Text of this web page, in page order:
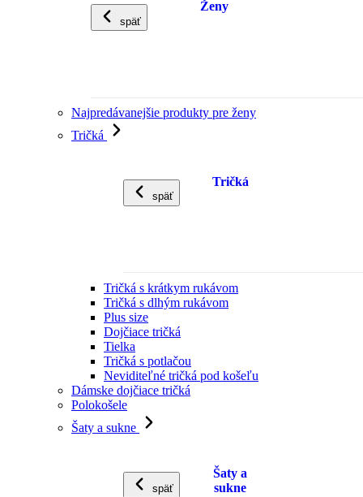
späť
Ženy
Najpredávanejšie produkty pre ženy
Tričká
späť
Tričká
Tričká s krátkym rukávom
Tričká s dlhým rukávom
Plus size
Dojčiace tričká
Tielka
Tričká s potlačou
Neviditeľné tričká pod košeľu
Dámske dojčiace tričká
Polokošele
Šaty a sukne
späť
Šaty a
sukne